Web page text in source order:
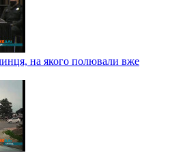
на якого полювали вже